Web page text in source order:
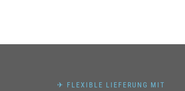
✈ FLEXIBLE LIEFERUNG MIT